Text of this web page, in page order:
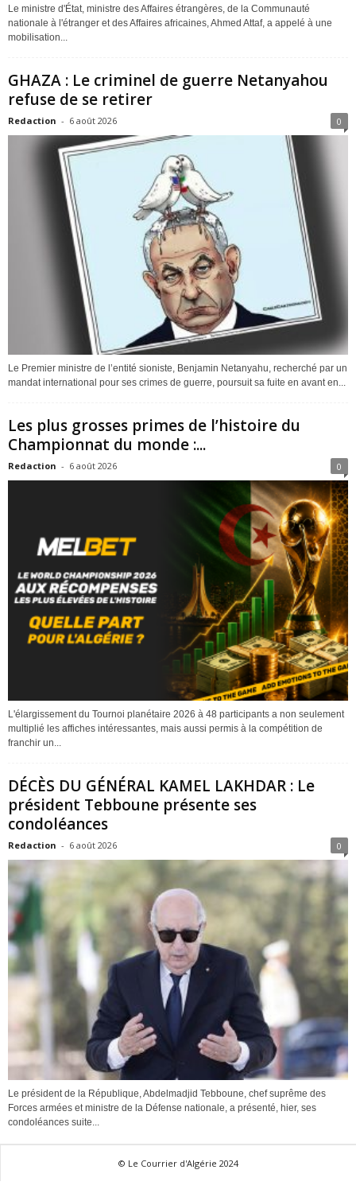
Le ministre d'État, ministre des Affaires étrangères, de la Communauté
nationale à l'étranger et des Affaires africaines, Ahmed Attaf, a appelé à une
mobilisation...
GHAZA : Le criminel de guerre Netanyahou
refuse de se retirer
Redaction - 6 août 2026 0
Le Premier ministre de l’entité sioniste, Benjamin Netanyahu, recherché par un
mandat international pour ses crimes de guerre, poursuit sa fuite en avant en...
Les plus grosses primes de l’histoire du
Championnat du monde :...
Redaction - 6 août 2026 0
L'élargissement du Tournoi planétaire 2026 à 48 participants a non seulement
multiplié les affiches intéressantes, mais aussi permis à la compétition de
franchir un...
DÉCÈS DU GÉNÉRAL KAMEL LAKHDAR : Le
président Tebboune présente ses
condoléances
Redaction - 6 août 2026 0
Le président de la République, Abdelmadjid Tebboune, chef suprême des
Forces armées et ministre de la Défense nationale, a présenté, hier, ses
condoléances suite...
© Le Courrier d'Algérie 2024